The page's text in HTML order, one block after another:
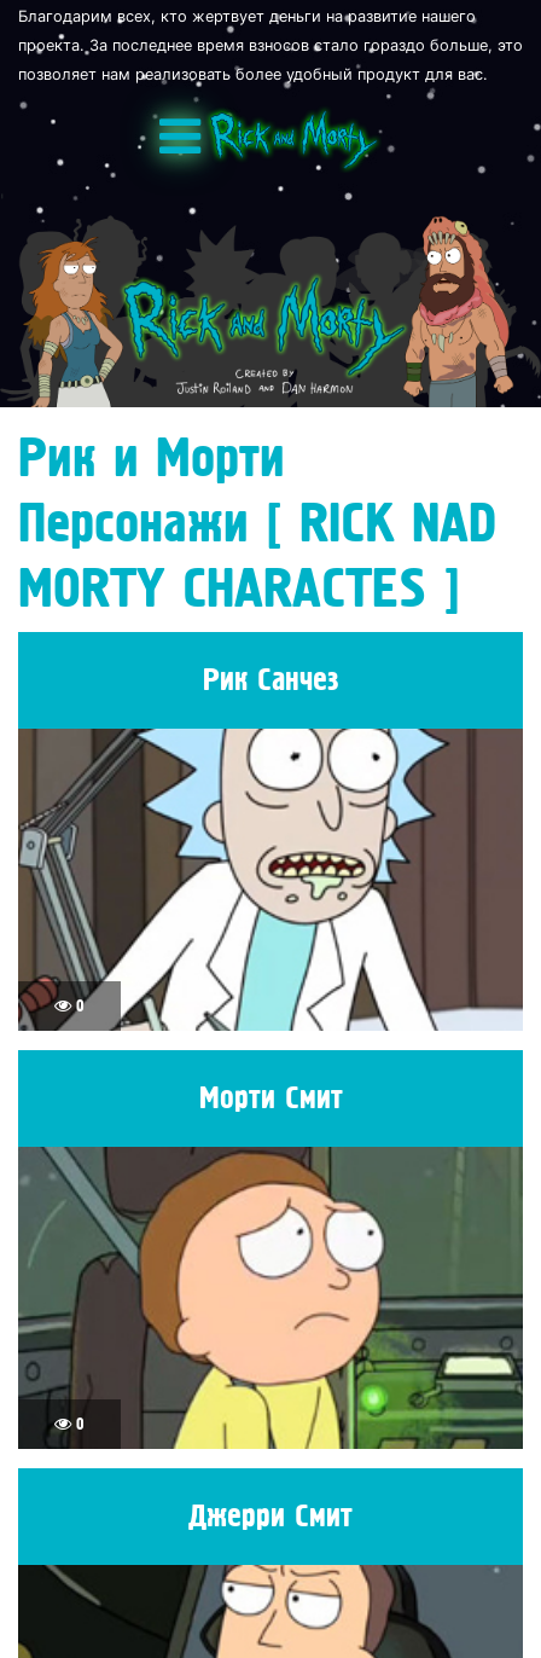
Благодарим всех, кто жертвует деньги на развитие нашего
проекта. За последнее время взносов стало гораздо больше, это
позволяет нам реализовать более удобный продукт для вас.
'
Рик и Морти
Персонажи [ RICK NAD
MORTY CHARACTES ]
Рик Санчез
0
Морти Смит
0
Джерри Смит